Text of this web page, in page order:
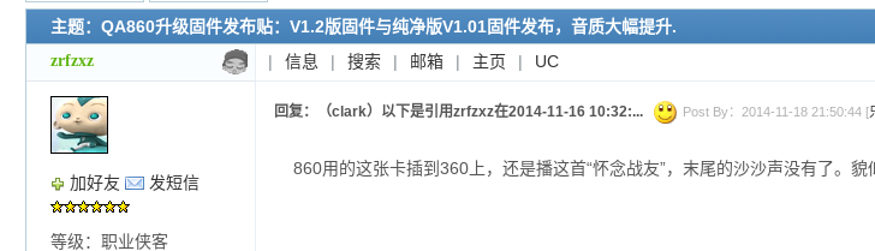
新的主题
投票帖
交易帖
小字报
主题：QA860升级固件发布贴：V1.2版固件与纯净版V1.01固件发布，音质大幅提升.
zrfzxz | 信息 | 搜索 | 邮箱 | 主页 | UC
加好友 发短信
等级：职业侠客
回复：（clark）以下是引用zrfzxz在2014-11-16 10:32:... Post By：2014-11-18 21:50:44 [
860用的这张卡插到360上，还是播这首“怀念战友”，末尾的沙沙声没有了。貌